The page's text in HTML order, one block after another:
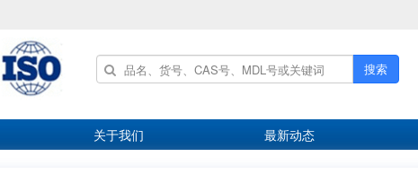
搜索
关于我们 最新动态